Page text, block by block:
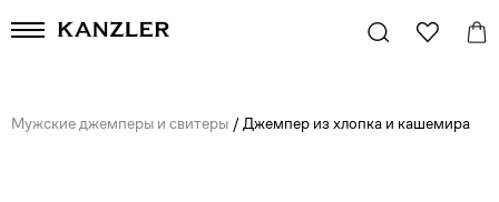
Мужские джемперы и свитеры / Джемпер из хлопка и кашемира